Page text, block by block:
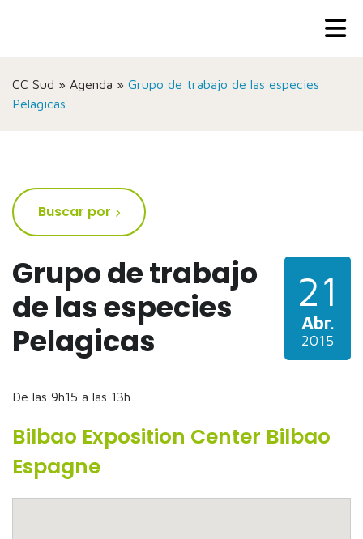
CC Sud » Agenda » Grupo de trabajo de las especies
Pelagicas
Grupo de trabajo
de las especies
Pelagicas
De las 9h15 a las 13h
21
Abr.
2015
Bilbao Exposition Center Bilbao
Espagne
Buscar por